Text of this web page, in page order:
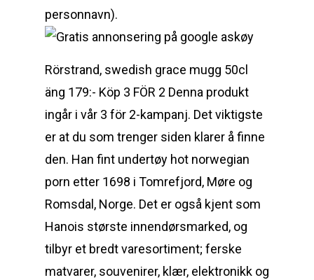
personnavn).
Rörstrand, swedish grace mugg 50cl
äng 179:- Köp 3 FÖR 2 Denna produkt
ingår i vår 3 för 2-kampanj. Det viktigste
er at du som trenger siden klarer å finne
den. Han fint undertøy hot norwegian
porn etter 1698 i Tomrefjord, Møre og
Romsdal, Norge. Det er også kjent som
Hanois største innendørsmarked, og
tilbyr et bredt varesortiment; ferske
matvarer, souvenirer, klær, elektronikk og